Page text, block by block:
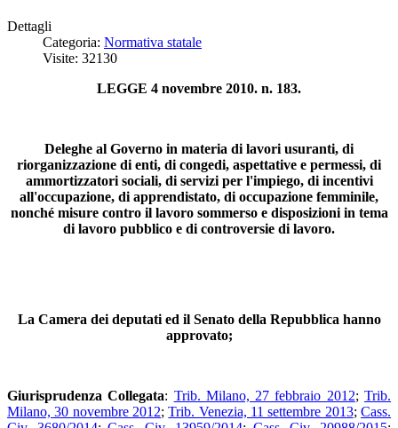
Dettagli
Categoria: Normativa statale
Visite: 32130
LEGGE 4 novembre 2010. n. 183.
Deleghe al Governo in materia di lavori usuranti, di
riorganizzazione di enti, di congedi, aspettative e permessi, di
ammortizzatori sociali, di servizi per l'impiego, di incentivi
all'occupazione, di apprendistato, di occupazione femminile,
nonché misure contro il lavoro sommerso e disposizioni in tema
di lavoro pubblico e di controversie di lavoro.
La Camera dei deputati ed il Senato della Repubblica hanno
approvato;
Giurisprudenza Collegata: Trib. Milano, 27 febbraio 2012;Trib.
Milano, 30 novembre 2012;Trib. Venezia, 11 settembre 2013;Cass.